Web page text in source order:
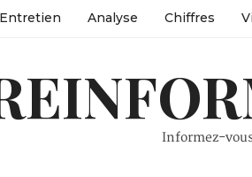
Entretien Analyse Chiffres
Informez-